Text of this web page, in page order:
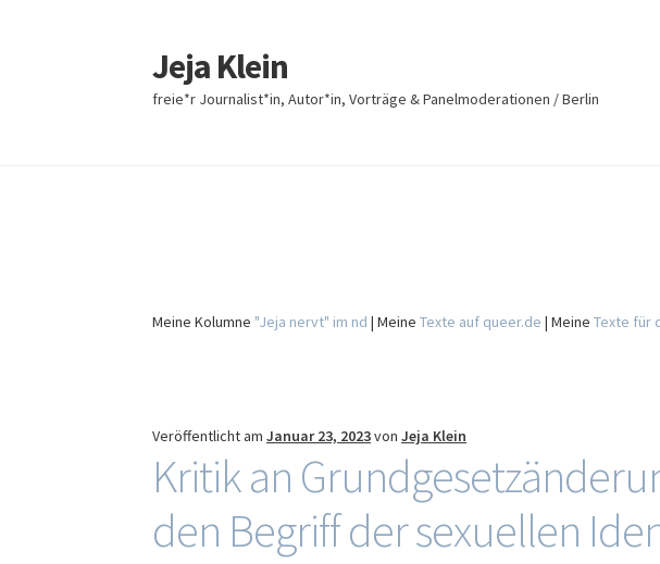
Zur
Navigation
springen
Zum
Inhalt
springen
Jeja Klein
freie*r Journalist*in, Autor*in, Vorträge & Panelmoderationen / Berlin
Meine Kolumne "Jeja nervt" im nd | MeineTexte auf queer.de | MeineTexte für
Veröffentlicht amJanuar 23, 2023vonJeja Klein
Kritik an
den Begriff der sexuellen